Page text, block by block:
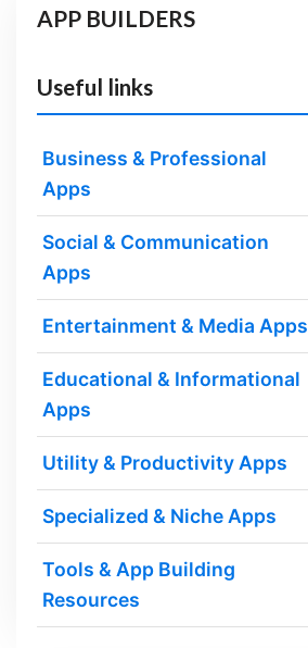
APP BUILDERS
Useful links
Business & Professional
Apps
Social & Communication
Apps
Entertainment & Media Apps
Educational & Informational
Apps
Utility & Productivity Apps
Specialized & Niche Apps
Tools & App Building
Resources